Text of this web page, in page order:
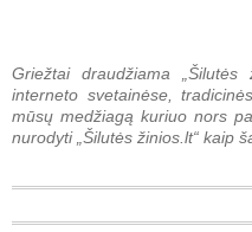
Griežtai draudžiama „Šilutės
interneto svetainėse,
mūsų medžiagą kuriuo nors
nurodyti „Šilutės žinios.lt“ kaip